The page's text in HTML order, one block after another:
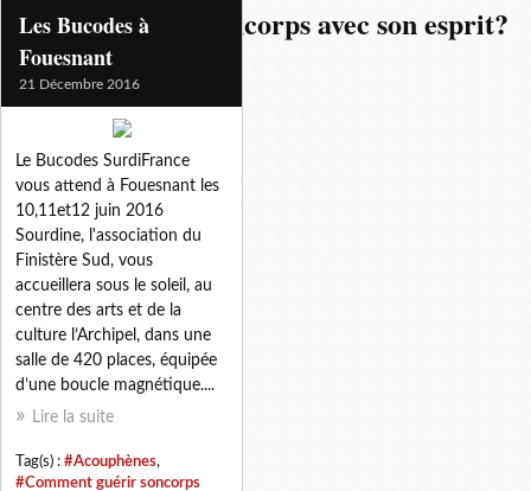
comment guerir soncorps avec son esprit?
Les Bucodes à
Fouesnant
21 Décembre 2016
Le Bucodes SurdiFrance
vous attend à Fouesnant les
10,11et12 juin 2016
Sourdine, l'association du
Finistère Sud, vous
accueillera sous le soleil, au
centre des arts et de la
culture l’Archipel, dans une
salle de 420 places, équipée
d’une boucle magnétique....
Lire la suite
Tag(s) : #Acouphènes,
#Comment guérir soncorps